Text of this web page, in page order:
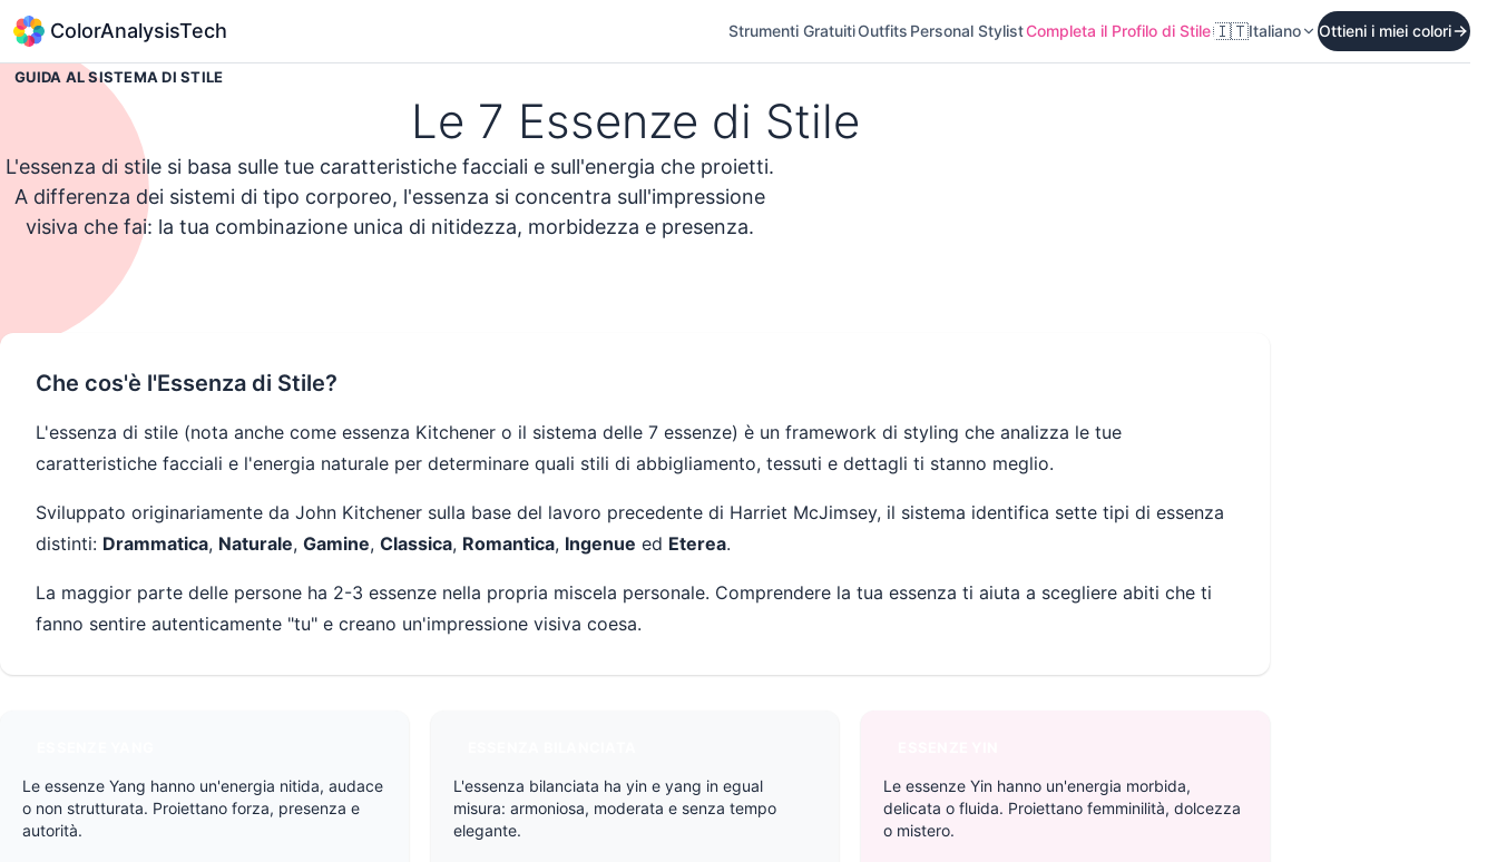
ColorAnalysisTech Strumenti GratuitiOutfits Personal StylistCompleta il Profilo di Stile🇮🇹Italiano Ottieni i miei colori
GUIDA AL SISTEMA DI STILE
Le 7 Essenze di Stile
L'essenza di stile si basa sulle tue caratteristiche facciali e sull'energia che proietti.
A differenza dei sistemi di tipo corporeo, l'essenza si concentra sull'impressione
visiva che fai: la tua combinazione unica di nitidezza, morbidezza e presenza.
Che cos'è l'Essenza di Stile?
L'essenza di stile (nota anche come essenza Kitchener o il sistema delle 7 essenze) è un framework di styling che analizza le tue
caratteristiche facciali e l'energia naturale per determinare quali stili di abbigliamento, tessuti e dettagli ti stanno meglio.
Sviluppato originariamente da John Kitchener sulla base del lavoro precedente di Harriet McJimsey, il sistema identifica sette tipi di essenza
distinti: Drammatica, Naturale, Gamine, Classica, Romantica, Ingenue ed Eterea.
La maggior parte delle persone ha 2-3 essenze nella propria miscela personale. Comprendere la tua essenza ti aiuta a scegliere abiti che ti
fanno sentire autenticamente "tu" e creano un'impressione visiva coesa.
Le essenze Yang hanno un'energia nitida, audace
o non strutturata. Proiettano forza, presenza e
autorità.
L'essenza bilanciata ha yin e yang in egual
misura: armoniosa, moderata e senza tempo
elegante.
Le essenze Yin hanno un'energia morbida,
delicata o fluida. Proiettano femminilità, dolcezza
o mistero.